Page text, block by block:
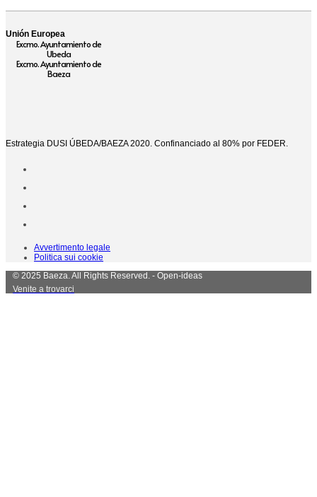
Unión Europea
Excmo. Ayuntamiento de
Ubeda
Excmo. Ayuntamiento de
Baeza
Estrategia DUSI ÚBEDA/BAEZA 2020. Confinanciado al 80% por FEDER.
Avvertimento legale
Politica sui cookie
© 2025 Baeza. All Rights Reserved. - Open-ideas
Venite a trovarci